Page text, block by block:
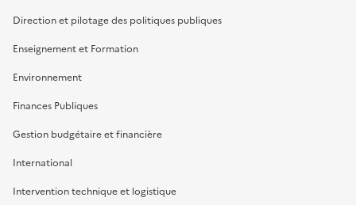
Direction et pilotage des politiques publiques
Enseignement et Formation
Environnement
Finances Publiques
Gestion budgétaire et financière
International
Intervention technique et logistique